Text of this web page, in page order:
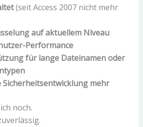
(seit Access 2007 nicht mehr
auf aktuellem Niveau
Performance
für lange Dateinamen oder
Sicherheitsentwicklung mehr
noch.